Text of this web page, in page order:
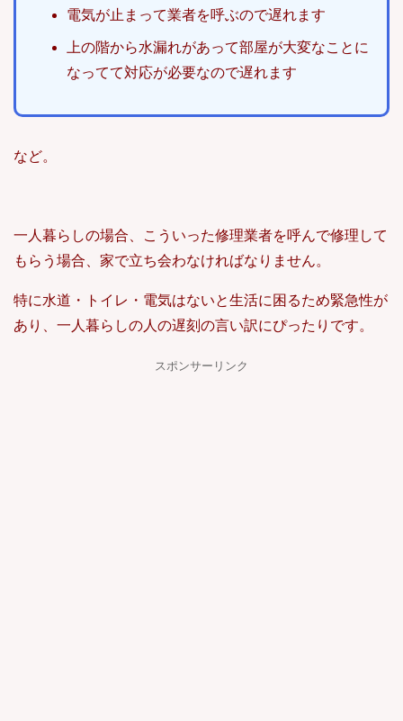
電気が止まって業者を呼ぶので遅れます
上の階から水漏れがあって部屋が大変なことに
なってて対応が必要なので遅れます
など。
一人暮らしの場合、こういった修理業者を呼んで修理して
もらう場合、家で立ち会わなければなりません。
特に水道・トイレ・電気はないと生活に困るため緊急性が
あり、一人暮らしの人の遅刻の言い訳にぴったりです。
スポンサーリンク